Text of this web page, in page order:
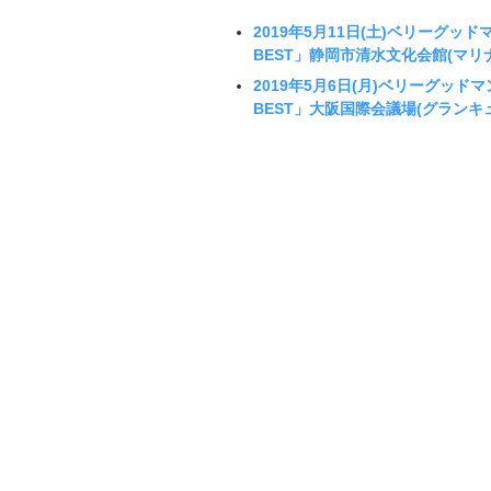
2019年5月11日(土)ベリーグッド
BEST」静岡市清水文化会館(マリ
2019年5月6日(月)ベリーグッド
BEST」大阪国際会議場(グランキ